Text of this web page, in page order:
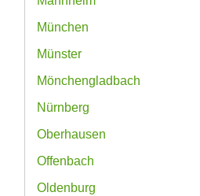
München
Münster
Mönchengladbach
Nürnberg
Oberhausen
Offenbach
Oldenburg